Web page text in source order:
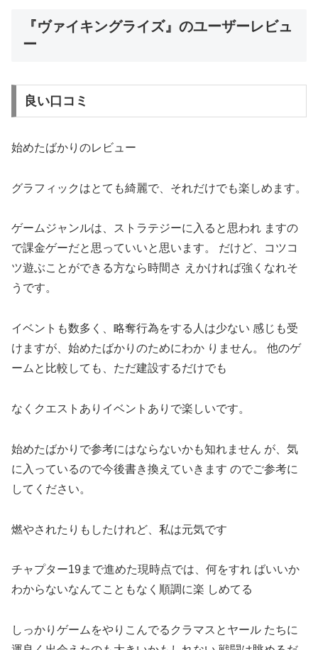
『ヴァイキングライズ』 のユーザーレビュ
ー
良い口コミ
始めたばかりのレビュー
グラフィックはとても綺麗で、それだけでも楽しめます。
ゲームジャンルは、ストラテジーに入ると思われ ますの
で課金ゲーだと思っていいと思います。 だけど、コツコ
ツ遊ぶことができる方なら時間さ えかければ強くなれそ
うです。
イベントも数多く、略奪行為をする人は少ない 感じも受
けますが、始めたばかりのためにわか りません。 他のゲ
ームと比較しても、ただ建設するだけでも
なくクエストありイベントありで楽しいです。
始めたばかりで参考にはならないかも知れません が、気
に入っているので今後書き換えていきます のでご参考に
してください。
燃やされたりもしたけれど、私は元気です
チャプター19まで進めた現時点では、何をすれ ばいいか
わからないなんてこともなく順調に楽 しめてる
しっかりゲームをやりこんでるクラマスとヤール たちに